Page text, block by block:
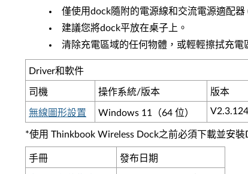
僅使用dock隨附的電源線和交流電源適配器
建議您將dock平放在桌子上。
清除充電區域的任何物體，或輕輕擦拭充電
Driver和軟件
司機 操作系統/版本 版本
無線圖形設置 Windows 11（64 位）
*使用 Thinkbook Wireless Dock之前必須下載並安裝
手冊 發布日期